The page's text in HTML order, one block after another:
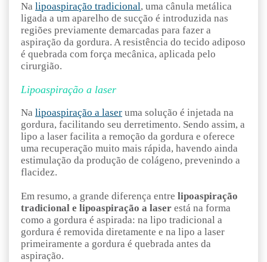
Na lipoaspiração tradicional, uma cânula metálica
ligada a um aparelho de sucção é introduzida nas
regiões previamente demarcadas para fazer a
aspiração da gordura. A resistência do tecido adiposo
é quebrada com força mecânica, aplicada pelo
cirurgião.
Lipoaspiração a laser
Na lipoaspiração a laser uma solução é injetada na
gordura, facilitando seu derretimento. Sendo assim, a
lipo a laser facilita a remoção da gordura e oferece
uma recuperação muito mais rápida, havendo ainda
estimulação da produção de colágeno, prevenindo a
flacidez.
Em resumo, a grande diferença entre lipoaspiração
tradicional e lipoaspiração a laser está na forma
como a gordura é aspirada: na lipo tradicional a
gordura é removida diretamente e na lipo a laser
primeiramente a gordura é quebrada antes da
aspiração.